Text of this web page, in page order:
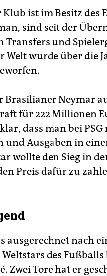
Klub ist im Besitz des
sind seit der
Transfers und
Welt wurde über die
Brasilianer Neymar
für 222 Millionen
dass man bei
und Ausgaben in
wollte den Sieg in
Preis dafür zu
ausgerechnet nach
des Fußballs
Zwei Tore hat er